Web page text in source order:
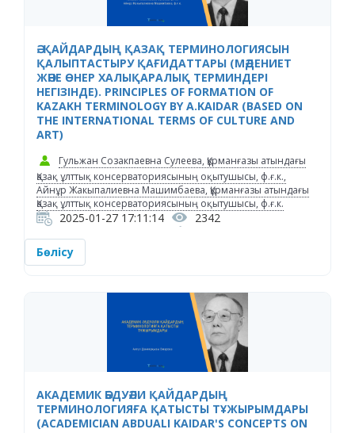
Ә. ҚАЙДАРДЫҢ ҚАЗАҚ ТЕРМИНОЛОГИЯСЫН
ҚАЛЫПТАСТЫРУ ҚАҒИДАТТАРЫ (МӘДЕНИЕТ
ЖӘНЕ ӨНЕР ХАЛЫҚАРАЛЫҚ ТЕРМИНДЕРІ
НЕГІЗІНДЕ). PRINCIPLES OF FORMATION OF
KAZAKH TERMINOLOGY BY A.KAIDAR (BASED ON
THE INTERNATIONAL TERMS OF CULTURE AND
ART)
Гульжан Созакпаевна Сулеева, Құрманғазы атындағы
Қазақ ұлттық консерваториясының оқытушысы, ф.ғ.к.,
Айнұр Жакыпалиевна Машимбаева, Құрманғазы атындағы
Қазақ ұлттық консерваториясының оқытушысы, ф.ғ.к.
2025-01-27 17:11:14 2342
Бөлісу
АКАДЕМИК ӘБДУӘЛИ ҚАЙДАРДЫҢ
ТЕРМИНОЛОГИЯҒА ҚАТЫСТЫ ТҰЖЫРЫМДАРЫ
(ACADEMICIAN ABDUALI KAIDAR'S CONCEPTS ON